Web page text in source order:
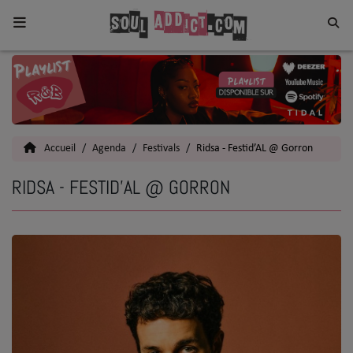
Home
Toutes les News
Actu
Accueil Agenda Festivals Ridsa - Festid’AL @ Gorron
RIDSA - FESTID’AL @ GORRON